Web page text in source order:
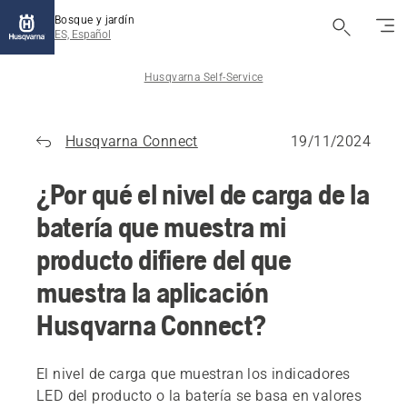
Bosque y jardín
ES, Español
Husqvarna Self-Service
Husqvarna Connect 19/11/2024
¿Por qué el nivel de carga de la
batería que muestra mi
producto difiere del que
muestra la aplicación
Husqvarna Connect?
El nivel de carga que muestran los indicadores
LED del producto o la batería se basa en valores